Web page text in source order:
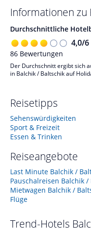
Informationen zu
Durchschnittliche
4,0/6
86 Bewertungen
Der Durchschnitt ergibt sich
in Balchik / Baltschik auf
Reisetipps
Sehenswürdigkeiten
Sport & Freizeit
Essen & Trinken
Reiseangebote
Last Minute Balchik /
Pauschalreisen Balchik /
Mietwagen Balchik /
Flüge
Trend-Hotels